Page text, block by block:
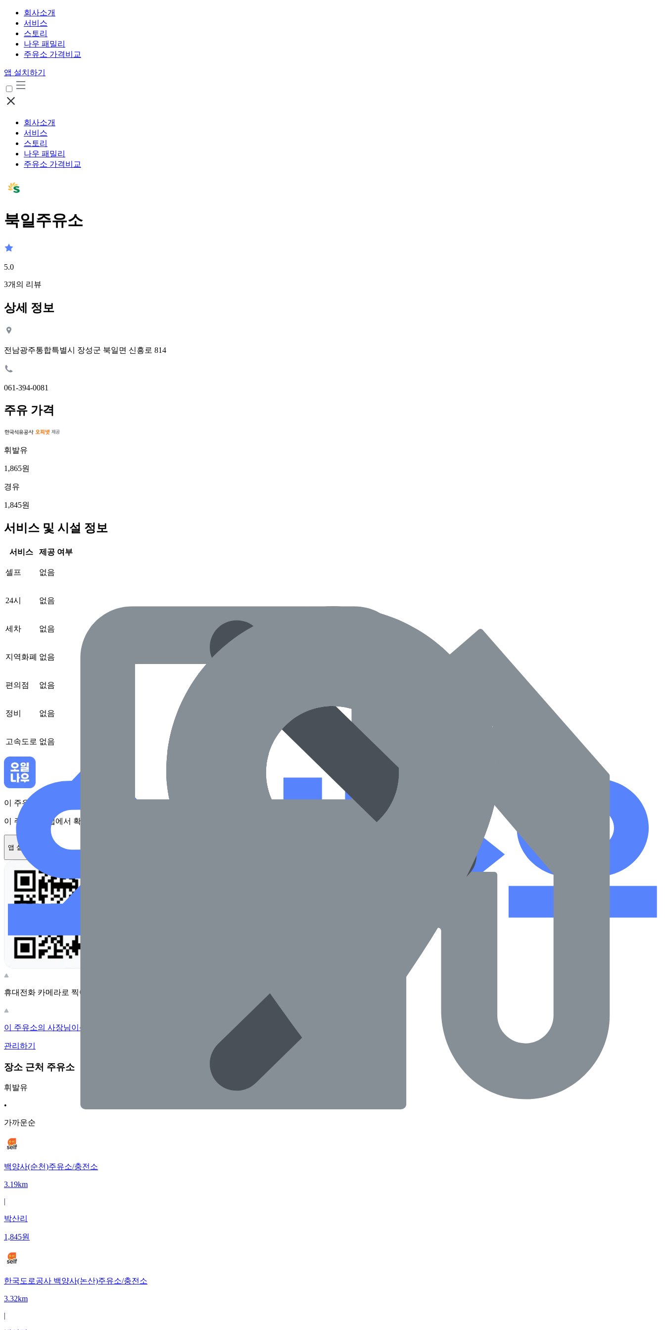
회사소개
서비스
스토리
나우 패밀리
주유소 가격비교
앱 설치하기
회사소개
서비스
스토리
나우 패밀리
주유소 가격비교
북일주유소
5.0
3개의 리뷰
상세 정보
전남광주통합특별시 장성군 북일면 신흥로 814
061-394-0081
주유 가격
휘발유
1,865원
경유
1,845원
서비스 및 시설 정보
서비스 제공 여부
셀프 없음
24시 없음
세차 없음
지역화폐 없음
편의점 없음
정비 없음
고속도로 없음
이 주유소를 앱에서 확인하고 최대 1만원 혜택을 받아보세요
이 주유소를 앱에서 확인하고 최대 1만원 혜택을 받아보세요
앱 설치하기
휴대전화 카메라로 찍어보세요
이 주유소의 사장님이신가요?
관리하기
장소 근처 주유소
휘발유
•
가까운순
백양사(순천)주유소/충전소
3.19km
|
박산리
1,845원
한국도로공사 백양사(논산)주유소/충전소
3.32km
|